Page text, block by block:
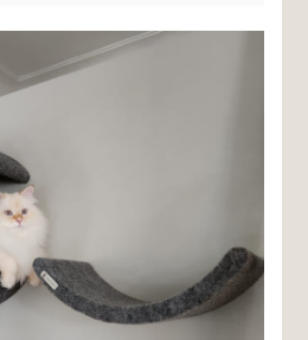
почему
пространства спасает
каких случаях имеет смысл
в сложный,
а не в минимальный